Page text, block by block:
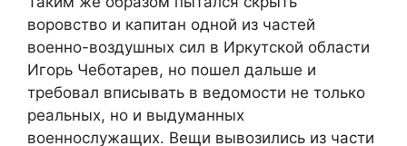
воровство и капитан одной из частей
военно-воздушных сил в Иркутской области
Игорь Чеботарев, но пошел дальше и
требовал вписывать в ведомости не только
реальных, но и выдуманных
военнослужащих. Вещи вывозились из части